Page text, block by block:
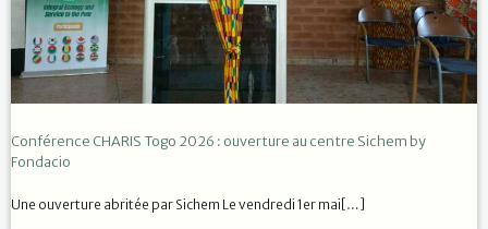
Conférence CHARIS Togo 2026 : ouverture au centre Sichem by
Fondacio
Une ouverture abritée par Sichem Le vendredi 1er mai[…]